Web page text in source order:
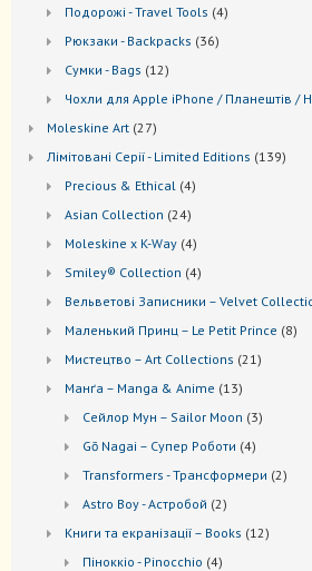
Подорожі - Travel Tools 44
Рюкзаки - Backpacks 3636
Сумки - Bags 1212
Чохли для Apple iPhone / Планештів /
Moleskine Art 2727
Лiмiтовані Серії - Limited Editions 139139
Precious & Ethical 44
Asian Collection 2424
Moleskine x K-Way 44
Smiley® Collection 44
Вельветові Записники – Velvet
Маленький Принц – Le Petit Prince 88
Мистецтво – Art Collections 21 21
Манґа – Manga & Anime 1313
Сейлор Мун – Sailor Moon 33
Gō Nagai – Супер Роботи 44
Transformers - Трансформери 22
Astro Boy - Астробой 22
Книги та екранізації – Books 1212
Піноккіо - Pinocchio 44